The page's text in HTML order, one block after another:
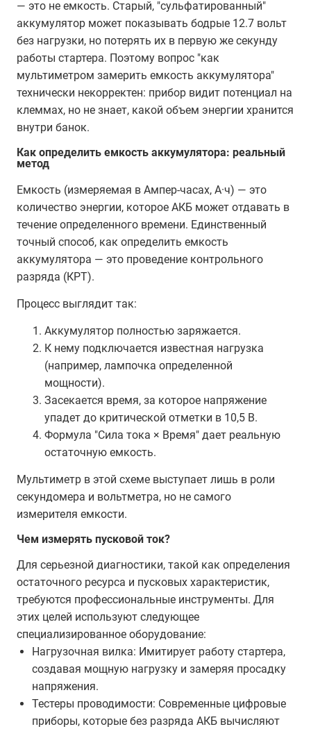
— это не емкость. Старый, "сульфатированный"
аккумулятор может показывать бодрые 12.7 вольт
без нагрузки, но потерять их в первую же секунду
работы стартера. Поэтому вопрос "как
мультиметром замерить емкость аккумулятора"
технически некорректен: прибор видит потенциал на
клеммах, но не знает, какой объем энергии хранится
внутри банок.
Как определить емкость аккумулятора: реальный
метод
Емкость (измеряемая в Ампер-часах, А·ч) — это
количество энергии, которое АКБ может отдавать в
течение определенного времени. Единственный
точный способ, как определить емкость
аккумулятора — это проведение контрольного
разряда (КРТ).
Процесс выглядит так:
Аккумулятор полностью заряжается.
К нему подключается известная нагрузка
(например, лампочка определенной
мощности).
Засекается время, за которое напряжение
упадет до критической отметки в 10,5 В.
Формула "Сила тока × Время" дает реальную
остаточную емкость.
Мультиметр в этой схеме выступает лишь в роли
секундомера и вольтметра, но не самого
измерителя емкости.
Чем измерять пусковой ток?
Для серьезной диагностики, такой как определения
остаточного ресурса и пусковых характеристик,
требуются профессиональные инструменты. Для
этих целей используют следующее
специализированное оборудование:
Нагрузочная вилка: Имитирует работу стартера,
создавая мощную нагрузку и замеряя просадку
напряжения.
Тестеры проводимости: Современные цифровые
приборы, которые без разряда АКБ вычисляют